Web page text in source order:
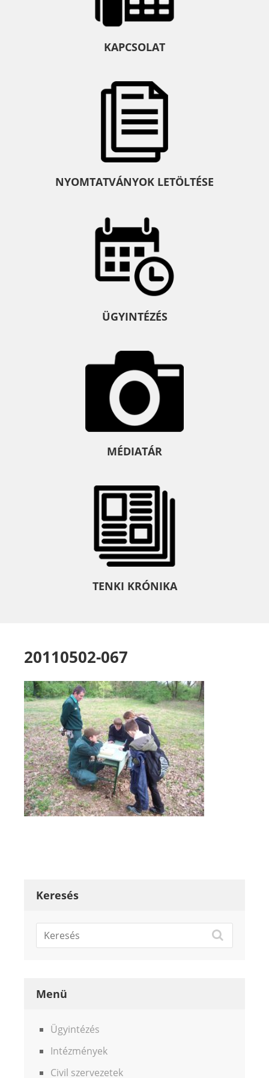
KAPCSOLAT
NYOMTATVÁNYOK LETÖLTÉSE
ÜGYINTÉZÉS
MÉDIATÁR
TENKI KRÓNIKA
20110502-067
Keresés
Menü
Ügyintézés
Intézmények
Civil szervezetek